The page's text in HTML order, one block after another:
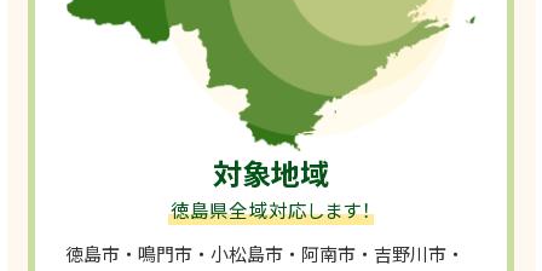
対象地域
徳島県全域対応します！
徳島市・鳴門市・小松島市・阿南市・吉野川市・